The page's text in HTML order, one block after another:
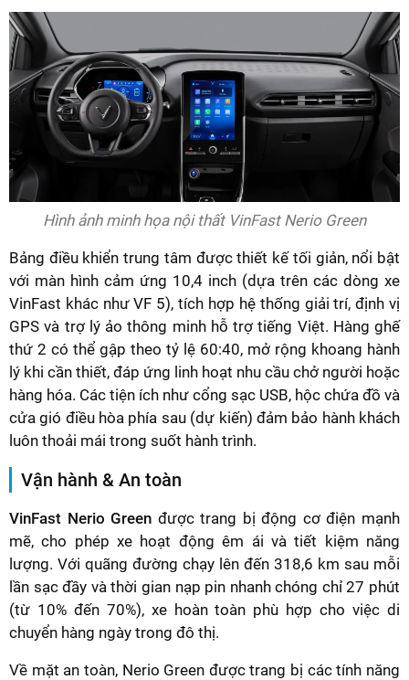
Hình ảnh minh họa nội thất VinFast Nerio Green
Bảng điều khiển trung tâm được thiết kế tối giản, nổi bật
với màn hình cảm ứng 10,4 inch (dựa trên các dòng xe
VinFast khác như VF 5), tích hợp hệ thống giải trí, định vị
GPS và trợ lý ảo thông minh hỗ trợ tiếng Việt. Hàng ghế
thứ 2 có thể gập theo tỷ lệ 60:40, mở rộng khoang hành
lý khi cần thiết, đáp ứng linh hoạt nhu cầu chở người hoặc
hàng hóa. Các tiện ích như cổng sạc USB, hộc chứa đồ và
cửa gió điều hòa phía sau (dự kiến) đảm bảo hành khách
luôn thoải mái trong suốt hành trình.
Vận hành & An toàn
VinFast Nerio Green được trang bị động cơ điện mạnh
mẽ, cho phép xe hoạt động êm ái và tiết kiệm năng
lượng. Với quãng đường chạy lên đến 318,6 km sau mỗi
lần sạc đầy và thời gian nạp pin nhanh chóng chỉ 27 phút
(từ 10% đến 70%), xe hoàn toàn phù hợp cho việc di
chuyển hàng ngày trong đô thị.
Về mặt an toàn, Nerio Green được trang bị các tính năng